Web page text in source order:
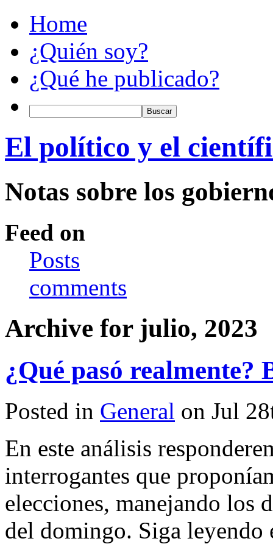
Home
¿Quién soy?
¿Qué he publicado?
El político y el
Notas sobre los
Feed on
Posts
comments
Archive for julio, 2023
¿Qué pasó realmente?
Posted in General on Jul
En este análisis
interrogantes que
elecciones, manejando los
del domingo. Siga leyendo